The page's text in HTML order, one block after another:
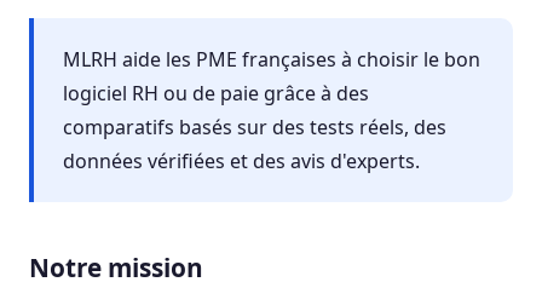
MLRH aide les PME françaises à choisir le bon
logiciel RH ou de paie grâce à des
comparatifs basés sur des tests réels, des
données vérifiées et des avis d'experts.
Notre mission